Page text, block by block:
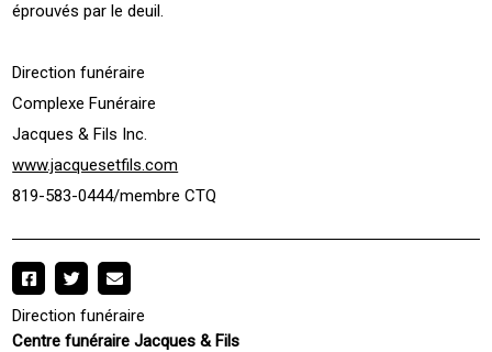
éprouvés par le deuil.
Direction funéraire
Complexe Funéraire
Jacques & Fils Inc.
www.jacquesetfils.com
819-583-0444/membre CTQ
Direction funéraire
Centre funéraire Jacques & Fils